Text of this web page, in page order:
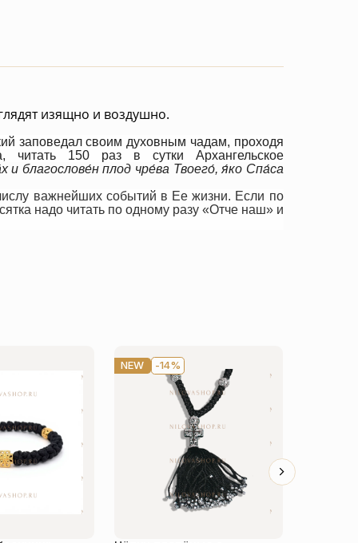
изящно и воздушно.
заповедал своим духовным чадам, проходя
читать 150 раз в сутки Архангельское
благослове́н плод чре́ва Твоего́, я́ко Спа́са
важнейших событий в Ее жизни. Если по
надо читать по одному разу «Отче наш» и
NEW -14%